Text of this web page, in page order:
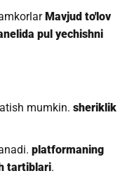
Mavjud to'lov
pul yechishni
mumkin. sheriklik
platformaning
tartiblari.